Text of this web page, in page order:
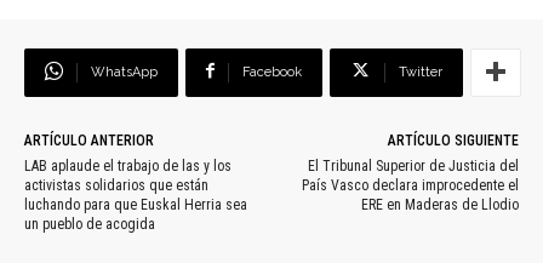
WhatsApp Facebook Twitter
ARTÍCULO ANTERIOR
LAB aplaude el trabajo de las y los
activistas solidarios que están
luchando para que Euskal Herria sea
un pueblo de acogida
ARTÍCULO SIGUIENTE
El Tribunal Superior de Justicia del
País Vasco declara improcedente el
ERE en Maderas de Llodio